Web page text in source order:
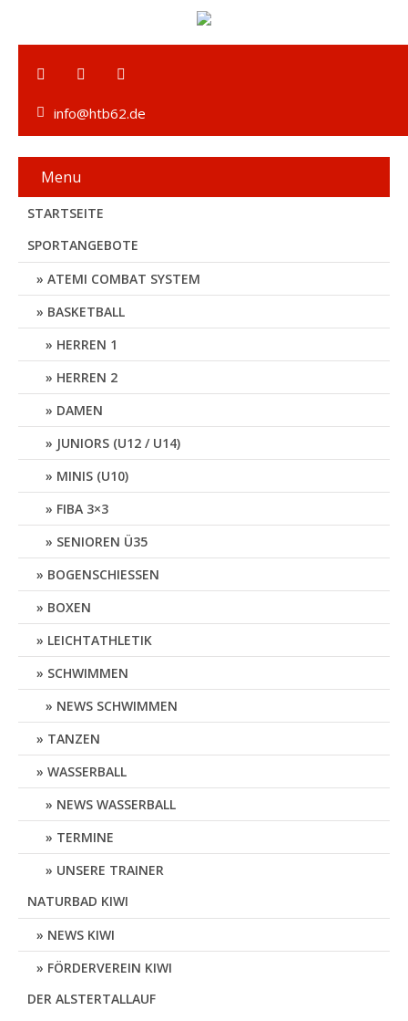
info@htb62.de
Menu
STARTSEITE
SPORTANGEBOTE
ATEMI COMBAT SYSTEM
BASKETBALL
HERREN 1
HERREN 2
DAMEN
JUNIORS (U12 / U14)
MINIS (U10)
FIBA 3×3
SENIOREN Ü35
BOGENSCHIESSEN
BOXEN
LEICHTATHLETIK
SCHWIMMEN
NEWS SCHWIMMEN
TANZEN
WASSERBALL
NEWS WASSERBALL
TERMINE
UNSERE TRAINER
NATURBAD KIWI
NEWS KIWI
FÖRDERVEREIN KIWI
DER ALSTERTALLAUF